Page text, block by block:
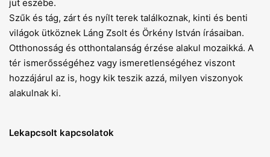
jut eszébe.
Szűk és tág, zárt és nyílt terek találkoznak, kinti és benti
világok ütköznek Láng Zsolt és Örkény István írásaiban.
Otthonosság és otthontalanság érzése alakul mozaikká. A
tér ismerősségéhez vagy ismeretlenségéhez viszont
hozzájárul az is, hogy kik teszik azzá, milyen viszonyok
alakulnak ki.
Lekapcsolt kapcsolatok